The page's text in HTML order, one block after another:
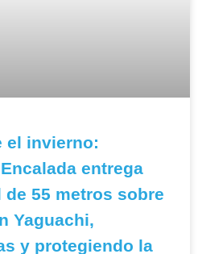
el invierno:
entrega
55 metros sobre
Yaguachi,
y protegiendo la